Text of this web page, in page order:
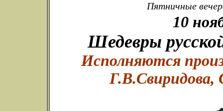
Пятничные
10
Шедевры
Исполняются
Г.В.Свиридова,